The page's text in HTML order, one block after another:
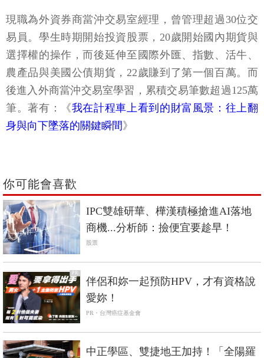
現職為外資券商當沖交易室經理，曾管理超過30位交
易員。學生時期開始投資股票，20歲開始國內期貨與
選擇權的操作，而後延伸至國際外匯、指數、活牛、
農產品與美國公債期貨，22歲賺到了第一個百萬。而
後進入外商當沖交易室學習，累積交易筆數超過125萬
筆。著有：《我在計程車上看到的財富風景：往上翻
身與向下墜落的關鍵瞬間 》
你可能會喜歡
IPC雙雄研華、樺漢積極搶進AI落地
商機...分析師：撿便宜要趁早！
股票
PR
伴侶和妳一起預防HPV，才有資格說
愛妳！
PR・台灣癌症基金會
中正學區、雙捷地王加持！「全陽羅